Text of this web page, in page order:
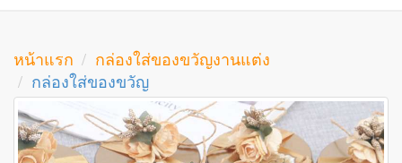
หน้าแรก
กล่องใส่ของขวัญงานแต่ง
กล่องใส่ของขวัญ